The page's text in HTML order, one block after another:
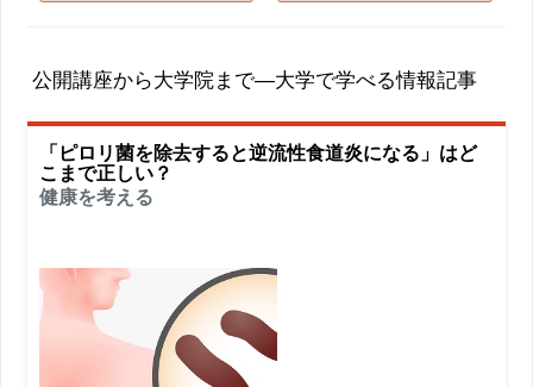
公開講座から大学院まで―大学で学べる情報記事
「ピロリ菌を除去すると逆流性食道炎になる」はど
こまで正しい？
健康を考える